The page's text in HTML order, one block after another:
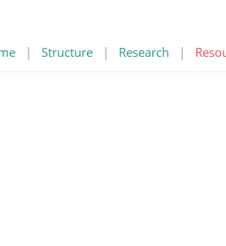
| Structure | Research |